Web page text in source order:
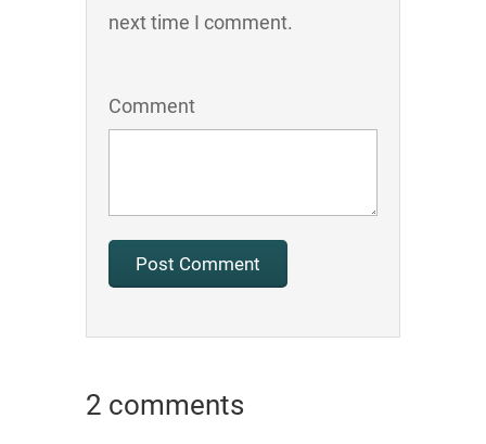
next time I comment.
Comment
2 comments